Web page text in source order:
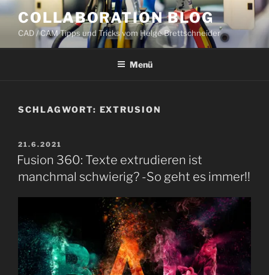
Zum
Inhalt
springen
COLLABORATION BLOG
CAD / CAM Tipps und Tricks vom Helge Brettschneider
Menü
SCHLAGWORT: EXTRUSION
VERÖFFENTLICHT
AM
21.6.2021
Fusion 360: Texte extrudieren ist
manchmal schwierig? -So geht es immer!!